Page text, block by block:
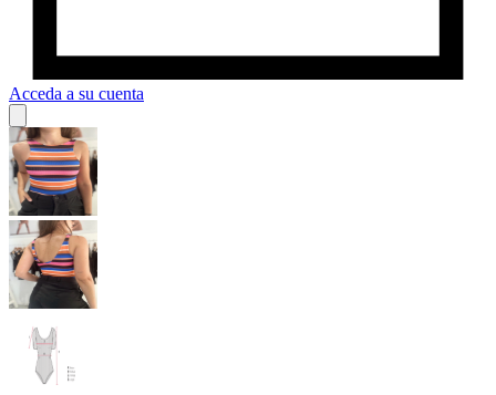
Acceda a su cuenta